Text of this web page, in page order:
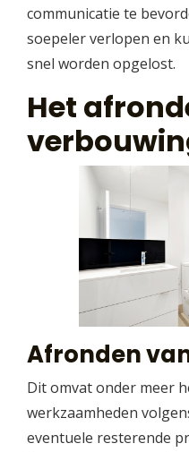
communicatie te
soepeler verlopen en
snel worden opgelost.
Het
Afronden
Dit omvat onder meer
werkzaamheden
eventuele resterende